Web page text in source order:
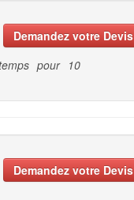
Demandez votre Devis
pour 10
Demandez votre Devis